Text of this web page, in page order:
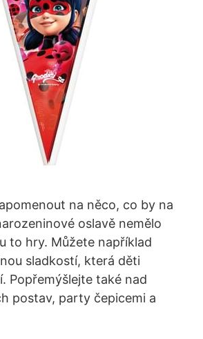
na něco, co by na
oslavě nemělo
to hry. Můžete například
sladkostí, která děti
Popřemýšlejte také nad
postav, party čepicemi a